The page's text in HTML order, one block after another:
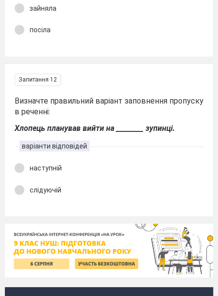
зайняла
посіла
Запитання 12
Визначте правильний варіант заповнення пропуску
в реченні:
Хлопець планував вийти на ________ зупинці.
варіанти відповідей
наступній
слідуючій